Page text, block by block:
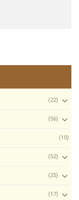
(22)
(56)
(10)
(52)
(25)
(17)